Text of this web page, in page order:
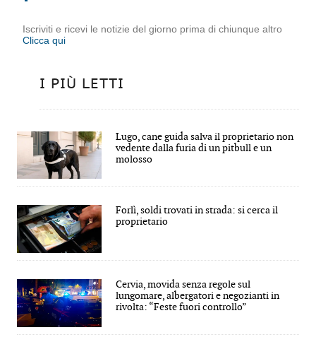
Iscriviti e ricevi le notizie del giorno prima di chiunque altro
Clicca qui
I PIÙ LETTI
Lugo, cane guida salva il proprietario non
vedente dalla furia di un pitbull e un
molosso
Forlì, soldi trovati in strada: si cerca il
proprietario
Cervia, movida senza regole sul
lungomare, albergatori e negozianti in
rivolta: “Feste fuori controllo”